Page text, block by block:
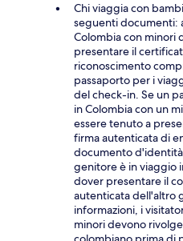
Chi viaggia con
seguenti documenti:
Colombia con minori
presentare il
riconoscimento
passaporto per i
del check-in. Se un
in Colombia con un
essere tenuto a
firma autenticata di
documento
genitore è in viaggio
dover presentare il
autenticata dell'altro
informazioni, i
minori devono